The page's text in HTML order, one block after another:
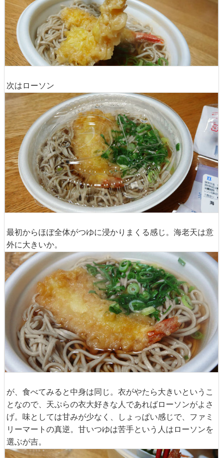
次はローソン
最初からほぼ全体がつゆに浸かりまくる感じ。海老天は意
外に大きいか。
が、食べてみると中身は同じ。衣がやたら大きいというこ
となので、天ぷらの衣大好きな人であればローソンがよさ
げ。味としては甘みが少なく、しょっぱい感じで、ファミ
リーマートの真逆。甘いつゆは苦手という人はローソンを
選ぶが吉。